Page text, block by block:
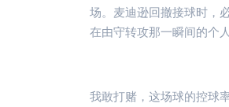
场。麦迪逊回撤接球时，
在由守转攻那一瞬间的个
我敢打赌，这场球的控球